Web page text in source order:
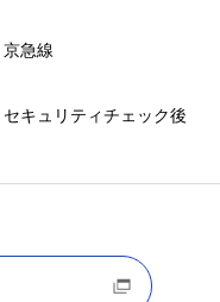
京急線
セキュリティチェック後